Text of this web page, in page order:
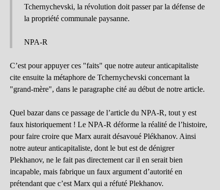
Tchernychevski, la révolution doit passer par la défense de
la propriété communale paysanne.
NPA-R
C’est pour appuyer ces "faits" que notre auteur anticapitaliste
cite ensuite la métaphore de Tchernychevski concernant la
"grand-mère", dans le paragraphe cité au début de notre article.
Quel bazar dans ce passage de l’article du NPA-R, tout y est
faux historiquement ! Le NPA-R déforme la réalité de l’histoire,
pour faire croire que Marx aurait désavoué Plékhanov. Ainsi
notre auteur anticapitaliste, dont le but est de dénigrer
Plekhanov, ne le fait pas directement car il en serait bien
incapable, mais fabrique un faux argument d’autorité en
prétendant que c’est Marx qui a réfuté Plekhanov.